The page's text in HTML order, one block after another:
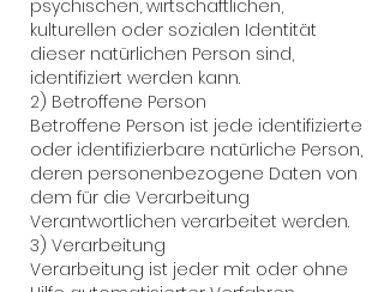
psychischen, wirtschaftlichen,
kulturellen oder sozialen Identität
dieser natürlichen Person sind,
identifiziert werden kann.
2) Betroffene Person
Betroffene Person ist jede identifizierte
oder identifizierbare natürliche Person,
deren personenbezogene Daten von
dem für die Verarbeitung
Verantwortlichen verarbeitet werden.
3) Verarbeitung
Verarbeitung ist jeder mit oder ohne